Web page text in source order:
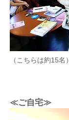
（こちらは約15名）
≪ご自宅≫